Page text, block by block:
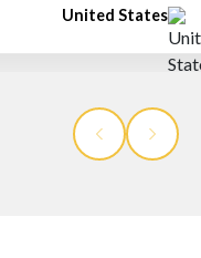
United States